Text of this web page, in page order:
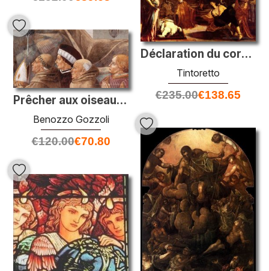
Déclaration du corps de St Mark
Tintoretto
€235.00€138.65
Prêcher aux oiseaux et bénédiger Montefalco (détail)
Benozzo Gozzoli
€120.00€70.80